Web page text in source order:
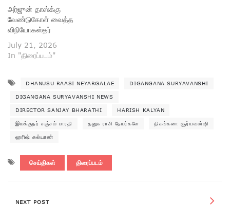
அர்ஜுன் தாஸ்க்கு
வேண்டுகோள் வைத்த
விநியோகஸ்தர்
July 21, 2026
In "திரைப்படம்"
DHANUSU RAASI NEYARGALAE DIGANGANA SURYAVANSHI
DIGANGANA SURYAVANSHI NEWS
DIRECTOR SANJAY BHARATHI HARISH KALYAN
இயக்குநர் சஞ்சய் பாரதி தனுசு ராசி நேயர்களே திகங்கனா சூர்யவன்ஷி
ஹரிஷ் கல்யாண்
செய்திகள் திரைப்படம்
NEXT POST